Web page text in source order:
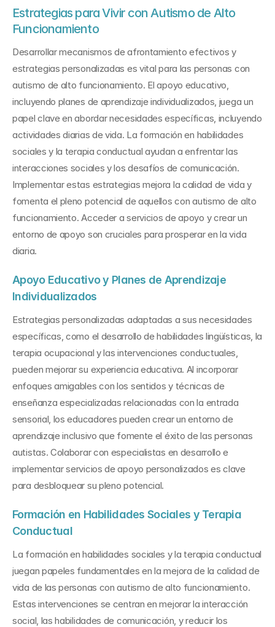
Estrategias para Vivir con Autismo de Alto
Funcionamiento
Desarrollar mecanismos de afrontamiento efectivos y
estrategias personalizadas es vital para las personas con
autismo de alto funcionamiento. El apoyo educativo,
incluyendo planes de aprendizaje individualizados, juega un
papel clave en abordar necesidades específicas, incluyendo
actividades diarias de vida. La formación en habilidades
sociales y la terapia conductual ayudan a enfrentar las
interacciones sociales y los desafíos de comunicación.
Implementar estas estrategias mejora la calidad de vida y
fomenta el pleno potencial de aquellos con autismo de alto
funcionamiento. Acceder a servicios de apoyo y crear un
entorno de apoyo son cruciales para prosperar en la vida
diaria.
Apoyo Educativo y Planes de Aprendizaje
Individualizados
Estrategias personalizadas adaptadas a sus necesidades
específicas, como el desarrollo de habilidades lingüísticas, la
terapia ocupacional y las intervenciones conductuales,
pueden mejorar su experiencia educativa. Al incorporar
enfoques amigables con los sentidos y técnicas de
enseñanza especializadas relacionadas con la entrada
sensorial, los educadores pueden crear un entorno de
aprendizaje inclusivo que fomente el éxito de las personas
autistas. Colaborar con especialistas en desarrollo e
implementar servicios de apoyo personalizados es clave
para desbloquear su pleno potencial.
Formación en Habilidades Sociales y Terapia
Conductual
La formación en habilidades sociales y la terapia conductual
juegan papeles fundamentales en la mejora de la calidad de
vida de las personas con autismo de alto funcionamiento.
Estas intervenciones se centran en mejorar la interacción
social, las habilidades de comunicación, y reducir los